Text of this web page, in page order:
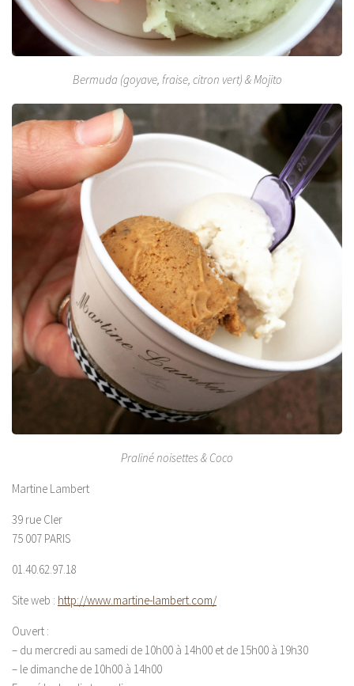
Bermuda (goyave, fraise, citron vert) & Mojito
Praliné noisettes & Coco
Martine Lambert
39 rue Cler
75 007 PARIS
01.40.62.97.18
Site web : http://www.martine-lambert.com/
Ouvert :
– du mercredi au samedi de 10h00 à 14h00 et de 15h00 à 19h30
– le dimanche de 10h00 à 14h00